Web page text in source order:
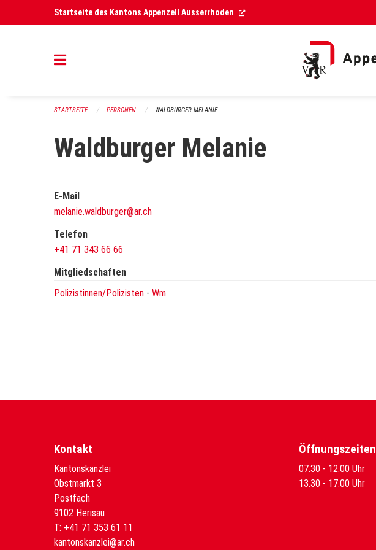
Navigation überspringenStartseite des Kantons Appenzell Ausserrhoden (External Link)
STARTSEITE PERSONEN WALDBURGER MELANIE
Waldburger Melanie
E-Mail
melanie.waldburger@ar.ch
Telefon
+41 71 343 66 66
Mitgliedschaften
Polizistinnen/Polizisten - Wm
Kontakt
Kantonskanzlei
Obstmarkt 3
Postfach
9102 Herisau
T: +41 71 353 61 11
kantonskanzlei@ar.ch
Öffnungszeiten
07.30 - 12.00 Uhr
13.30 - 17.00 Uhr